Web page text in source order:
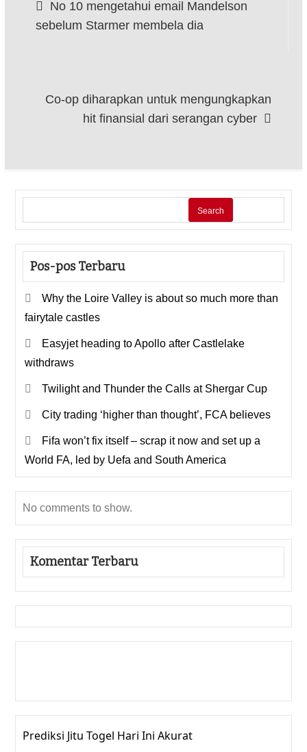
navigation
No 10 mengetahui email Mandelson
sebelum Starmer membela dia
Co-op diharapkan untuk mengungkapkan
hit finansial dari serangan cyber
Search
Pos-pos Terbaru
Why the Loire Valley is about so much more than
fairytale castles
Easyjet heading to Apollo after Castlelake
withdraws
Twilight and Thunder the Calls at Shergar Cup
City trading ‘higher than thought’, FCA believes
Fifa won’t fix itself – scrap it now and set up a
World FA, led by Uefa and South America
No comments to show.
Komentar Terbaru
Prediksi Jitu Togel Hari Ini Akurat